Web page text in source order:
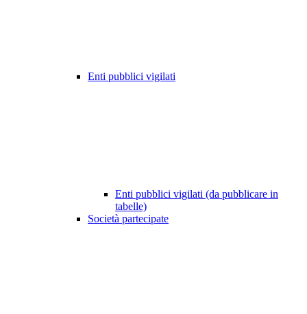
Enti pubblici vigilati
Enti pubblici vigilati (da pubblicare in
tabelle)
Società partecipate